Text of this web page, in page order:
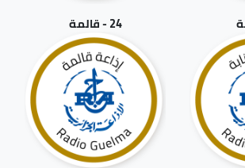
24 - قالمة